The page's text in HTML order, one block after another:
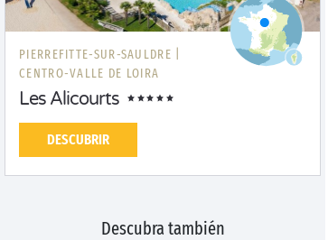
PIERREFITTE-SUR-SAULDRE |
CENTRO-VALLE DE LOIRA
Les Alicourts
DESCUBRIR
Descubra también